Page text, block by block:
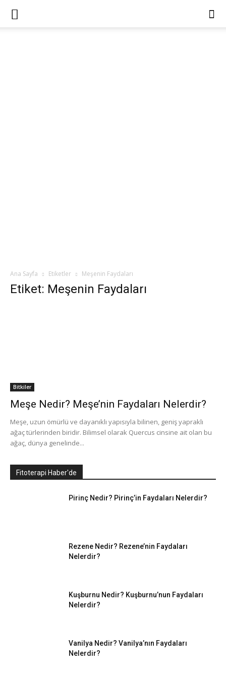
Ana Sayfa Etiketler Meşenin Faydaları
Etiket: Meşenin Faydaları
Bitkiler
Meşe Nedir? Meşe’nin Faydaları Nelerdir?
Meşe, uzun ömürlü ve dayanıklı yapısıyla bilinen, geniş yapraklı
ağaç türlerinden biridir. Bilimsel olarak Quercus cinsine ait olan bu
ağaç, dünya genelinde...
Fitoterapi Haber'de
Pirinç Nedir? Pirinç’in Faydaları Nelerdir?
Rezene Nedir? Rezene’nin Faydaları
Nelerdir?
Kuşburnu Nedir? Kuşburnu’nun Faydaları
Nelerdir?
Vanilya Nedir? Vanilya’nın Faydaları
Nelerdir?